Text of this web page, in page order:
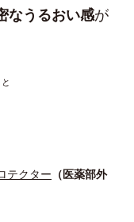
なうるおい感が
テクター （医薬部外